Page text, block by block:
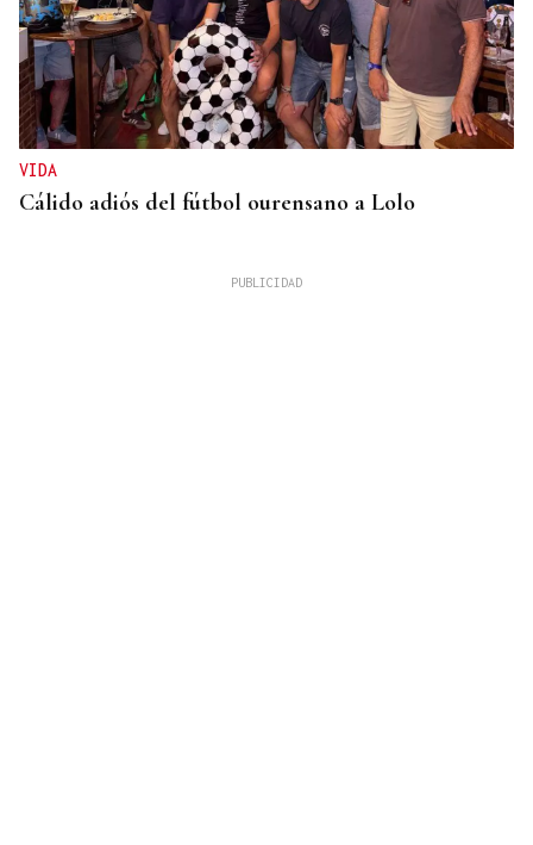
VIDA
Cálido adiós del fútbol ourensano a Lolo